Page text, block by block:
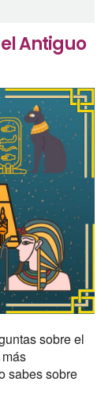
Antiguo
sobre el
sabes sobre